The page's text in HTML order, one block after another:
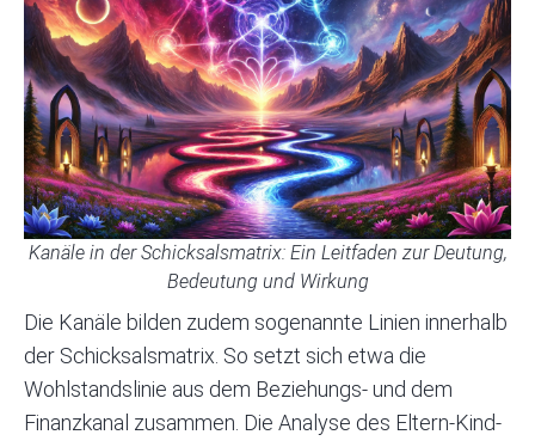
Kanäle in der Schicksalsmatrix: Ein Leitfaden zur Deutung,
Bedeutung und Wirkung
Die Kanäle bilden zudem sogenannte Linien innerhalb
der Schicksalsmatrix. So setzt sich etwa die
Wohlstandslinie aus dem Beziehungs- und dem
Finanzkanal zusammen. Die Analyse des Eltern-Kind-